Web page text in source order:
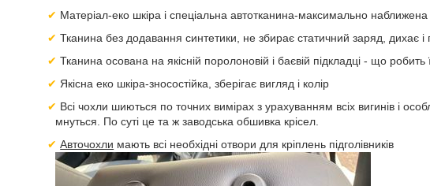
Матеріал-еко шкіра і спеціальна автотканина-максимально наближена
Тканина без додавання синтетики, не збирає статичний заряд, дихає
Тканина осована на якісній поролоновій і баєвій підкладці - що
Якісна еко шкіра-зносостійка, зберігає вигляд і колір
Всі чохли шиються по точних вимірах з урахуванням всіх вигинів і
мнуться. По суті це та ж заводська обшивка крісел.
Авточохли мають всі необхідні отвори для кріплень підголівників